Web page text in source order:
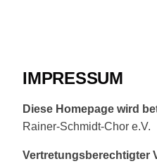
IMPRESSUM
Diese Homepage wird
Rainer-Schmidt-Chor e.V.
Vertretungsberechtigter